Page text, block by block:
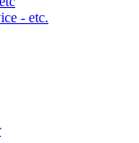
- etc.